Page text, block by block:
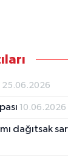
25.06.2026
10.06.2026
dağıtsak